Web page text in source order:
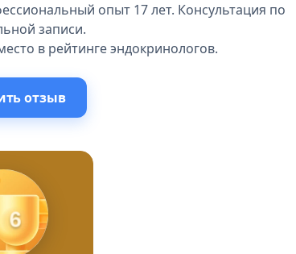
опыт 17 лет. Консультация по
записи.
в рейтинге эндокринологов.
отзыв
6